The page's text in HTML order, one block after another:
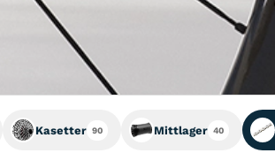
Kasetter 90 Mittlager 40